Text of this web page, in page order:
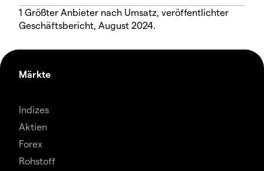
1 Größter Anbieter nach Umsatz, veröffentlichter
Geschäftsbericht, August 2024.
Märkte
Indizes
Aktien
Forex
Rohstoff